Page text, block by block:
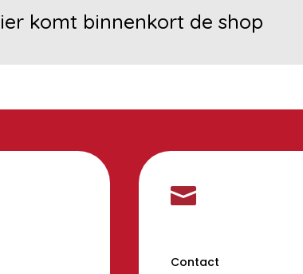
komt binnenkort de shop

Contact